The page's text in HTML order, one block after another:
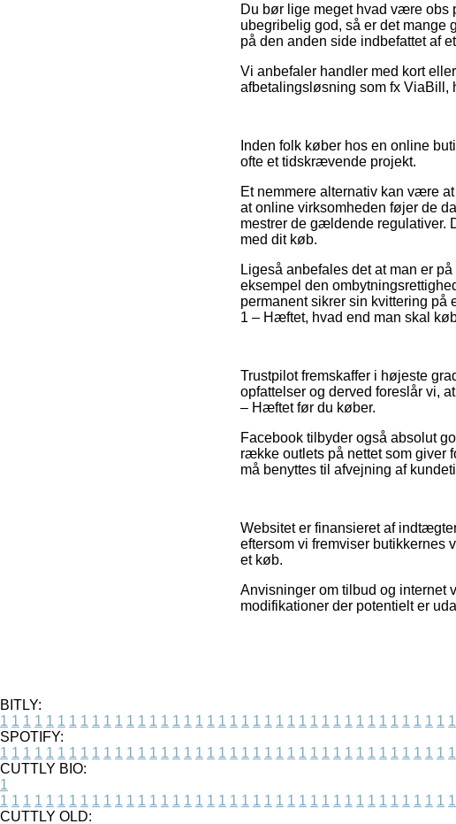
Du bør lige meget hvad være obs
ubegribelig god, så er det mange
på den anden side indbefattet af
Vi anbefaler handler med kort
afbetalingsløsning som fx ViaBill,
Inden folk køber hos en online
ofte et tidskrævende projekt.
Et nemmere alternativ kan være
at online virksomheden føjer de
mestrer de gældende regulativer.
med dit køb.
Ligeså anbefales det at man er
eksempel den
permanent sikrer sin kvittering på
1 – Hæftet, hvad end man skal
Trustpilot fremskaffer i højeste
opfattelser og derved foreslår vi,
– Hæftet før du køber.
Facebook tilbyder også absolut
række outlets på nettet som giver
må benyttes til afvejning af
Websitet er finansieret af
eftersom vi fremviser butikkernes
et køb.
Anvisninger om tilbud og internet
modifikationer der potentielt er
BITLY:
1 1 1 1 1 1 1 1 1 1 1 1 1 1 1 1 1 1 1 1 1 1 1 1 1 1 1 1 1 1 1 1 1 1 1 1 1 1 1 1
SPOTIFY:
1 1 1 1 1 1 1 1 1 1 1 1 1 1 1 1 1 1 1 1 1 1 1 1 1 1 1 1 1 1 1 1 1 1 1 1 1 1 1 1
CUTTLY BIO:
1
1 1 1 1 1 1 1 1 1 1 1 1 1 1 1 1 1 1 1 1 1 1 1 1 1 1 1 1 1 1 1 1 1 1 1 1 1 1 1 1
CUTTLY OLD: